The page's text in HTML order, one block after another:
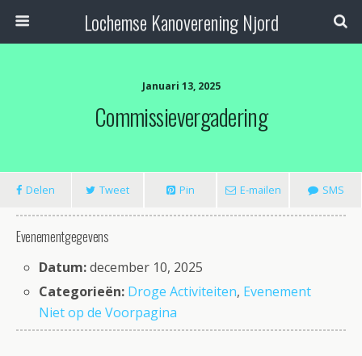
Lochemse Kanoverening Njord
Januari 13, 2025
Commissievergadering
Delen Tweet Pin E-mailen SMS
Evenementgegevens
Datum: december 10, 2025
Categorieën: Droge Activiteiten, Evenement
Niet op de Voorpagina